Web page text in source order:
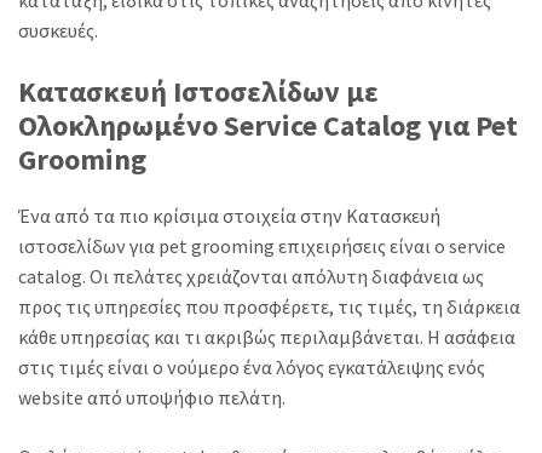
συσκευές.
Κατασκευή Ιστοσελίδων με
Ολοκληρωμένο Service Catalog για Pet
Grooming
Ένα από τα πιο κρίσιμα στοιχεία στην Κατασκευή
ιστοσελίδων για pet grooming επιχειρήσεις είναι ο service
catalog. Οι πελάτες χρειάζονται απόλυτη διαφάνεια ως
προς τις υπηρεσίες που προσφέρετε, τις τιμές, τη διάρκεια
κάθε υπηρεσίας και τι ακριβώς περιλαμβάνεται. Η ασάφεια
στις τιμές είναι ο νούμερο ένα λόγος εγκατάλειψης ενός
website από υποψήφιο πελάτη.